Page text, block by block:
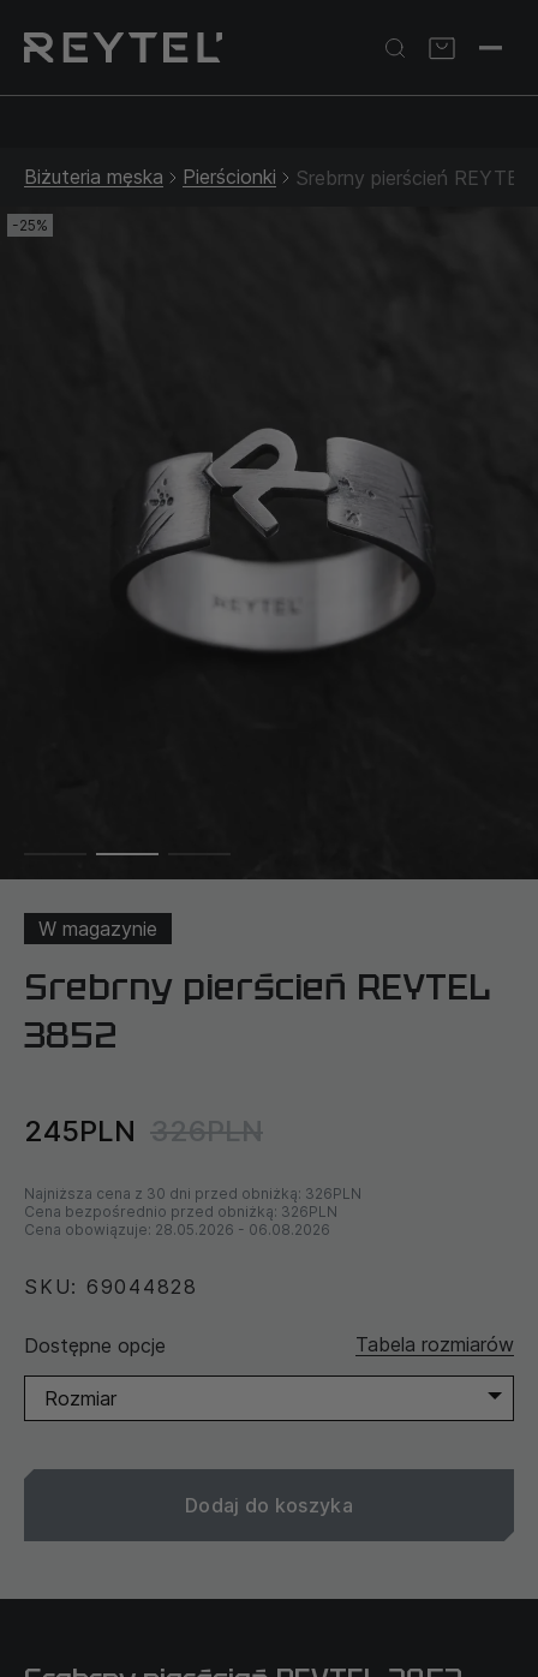
Złota biżuteria: –30% | Do 31.08
Biżuteria męska Pierścionki Srebrny pierścień REYTEL
-25%
W magazynie
Srebrny pierścień REYTEL
3852
245PLN 326PLN
Najniższa cena z 30 dni przed obniżką: 326PLN
Cena bezpośrednio przed obniżką: 326PLN
Cena obowiązuje: 28.05.2026 - 06.08.2026
SKU: 69044828
Dostępne opcje Tabela rozmiarów
Rozmiar
Dodaj do koszyka